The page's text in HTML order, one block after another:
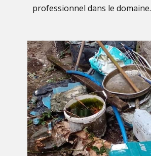
professionnel dans le domaine.